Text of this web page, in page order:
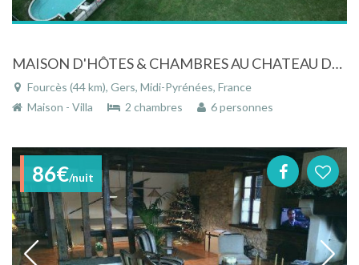
MAISON D'HÔTES & CHAMBRES AU CHATEAU DE FOURCES
Fourcès (44 km), Gers, Midi-Pyrénées, France
Maison - Villa
2 chambres 6 personnes
86€/nuit